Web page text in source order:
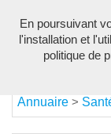
Annuaire >
En poursuivant
l'installation et
politique de